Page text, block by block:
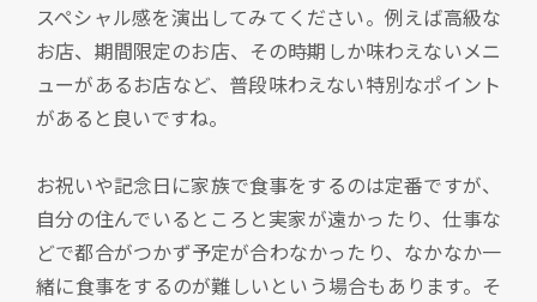
スペシャル感を演出してみてください。例えば高級な
お店、期間限定のお店、その時期しか味わえないメニ
ューがあるお店など、普段味わえない特別なポイント
があると良いですね。
お祝いや記念日に家族で食事をするのは定番ですが、
自分の住んでいるところと実家が遠かったり、仕事な
どで都合がつかず予定が合わなかったり、なかなか一
緒に食事をするのが難しいという場合もあります。そ